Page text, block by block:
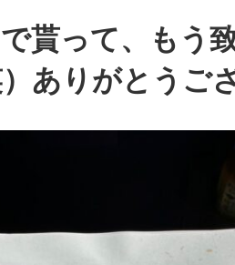
貰って、もう
ありがとうご